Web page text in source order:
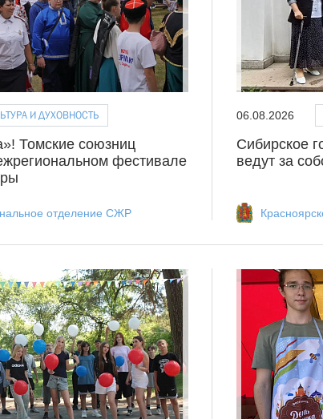
И ДУХОВНОСТЬ
Томские союзниц
фестивале
отделение СЖР
06.08.2026
Сибирское
ведут за